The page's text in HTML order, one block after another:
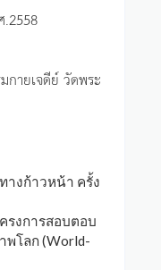
ายเจดีย์ วัดพระ
างก้าวหน้า ครั้ง
รงการสอบตอบ
โลก (World-